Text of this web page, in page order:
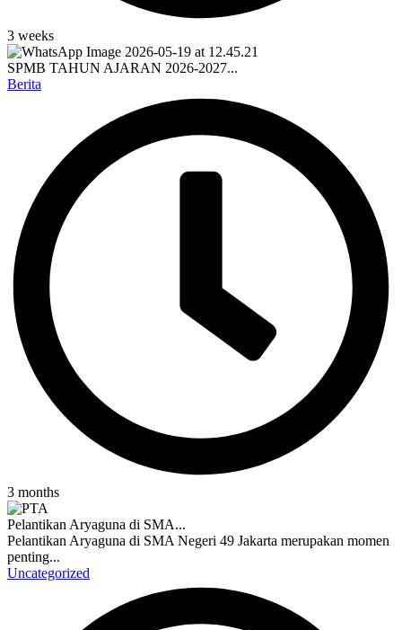
3 weeks
SPMB TAHUN AJARAN 2026-2027...
Berita
3 months
Pelantikan Aryaguna di SMA...
Pelantikan Aryaguna di SMA Negeri 49 Jakarta merupakan momen
penting...
Uncategorized